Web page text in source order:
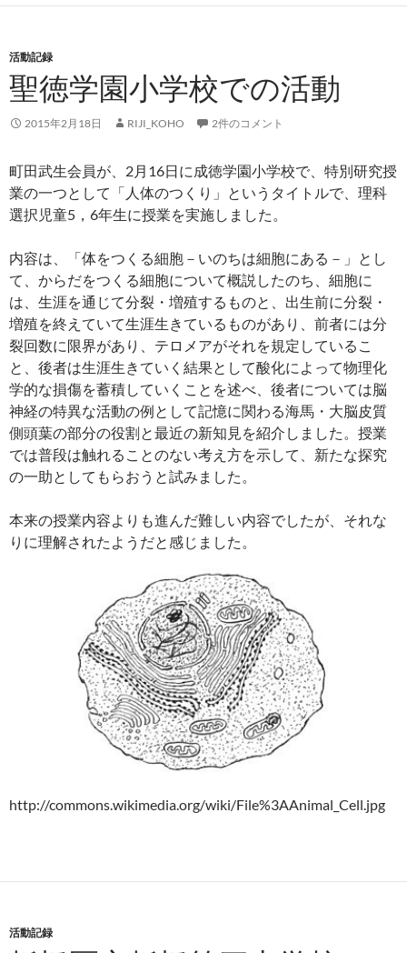
活動記録
聖徳学園小学校での活動
2015年2月18日 RIJI_KOHO 2件のコメント
町田武生会員が、2月16日に成徳学園小学校で、特別研究授
業の一つとして「人体のつくり」というタイトルで、理科
選択児童5，6年生に授業を実施しました。
内容は、「体をつくる細胞－いのちは細胞にある－」とし
て、からだをつくる細胞について概説したのち、細胞に
は、生涯を通じて分裂・増殖するものと、出生前に分裂・
増殖を終えていて生涯生きているものがあり、前者には分
裂回数に限界があり、テロメアがそれを規定しているこ
と、後者は生涯生きていく結果として酸化によって物理化
学的な損傷を蓄積していくことを述べ、後者については脳
神経の特異な活動の例として記憶に関わる海馬・大脳皮質
側頭葉の部分の役割と最近の新知見を紹介しました。授業
では普段は触れることのない考え方を示して、新たな探究
の一助としてもらおうと試みました。
本来の授業内容よりも進んだ難しい内容でしたが、それな
りに理解されたようだと感じました。
http://commons.wikimedia.org/wiki/File%3AAnimal_Cell.jpg
活動記録